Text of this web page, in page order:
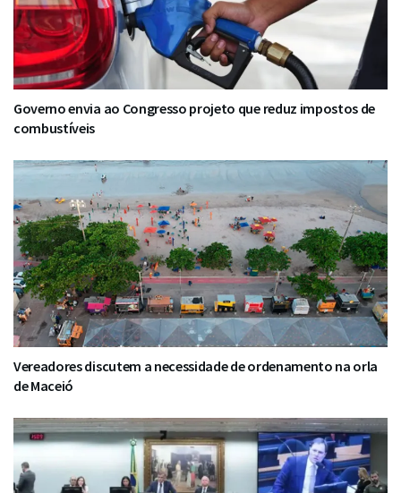
Governo envia ao Congresso projeto que reduz impostos de
combustíveis
Vereadores discutem a necessidade de ordenamento na orla
de Maceió